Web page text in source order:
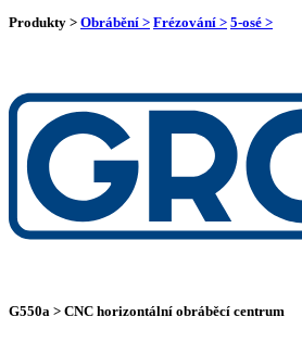
Produkty > Obrábění > Frézování > 5-osé >
G550a > CNC horizontální obráběcí centrum